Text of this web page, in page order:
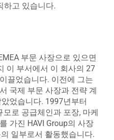
하고 있습니다.
부문 사장으로 있으면
이 부서에서 이 회사의 27
끌었습니다. 이전에 그는
국제 부문 사장과 전략 계
었습니다. 1997년부터
로 공급체인과 포장, 마케
가진 HAVI Group의 사장
일부로서 활동했습니다.